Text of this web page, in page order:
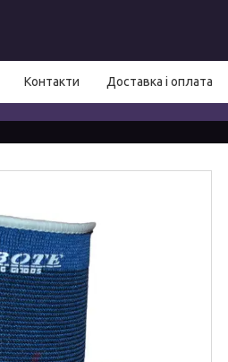
Контакти Доставка і оплата